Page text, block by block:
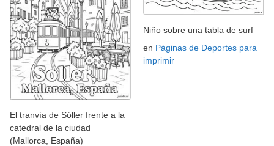
El tranvía de Sóller frente a la
catedral de la ciudad
(Mallorca, España)
Niño sobre una tabla de surf
en Páginas de Deportes para
imprimir